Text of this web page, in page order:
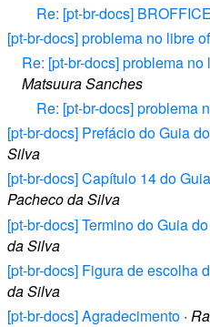
Re: [pt-br-docs] BROFFICE
[pt-br-docs] problema no libre
Re: [pt-br-docs] problema no
Matsuura Sanches
Re: [pt-br-docs] problema
[pt-br-docs] Prefácio do Guia
Silva
[pt-br-docs] Capítulo 14 do
Pacheco da Silva
[pt-br-docs] Termino do Guia
da Silva
[pt-br-docs] Figura de escolha
da Silva
[pt-br-docs] Agradecimento ·